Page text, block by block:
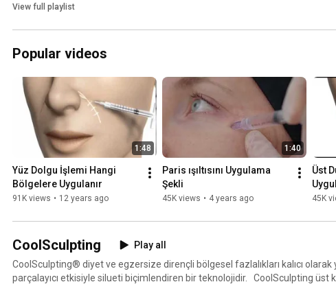
View full playlist
Popular videos
1:48
Yüz Dolgu İşlemi Hangi
Bölgelere Uygulanır
91K views • 12 years ago
1:40
Paris ışıltısını Uygulama
Şekli
45K views • 4 years ago
Üst
45K
CoolSculpting
Play all
CoolSculpting® diyet ve egzersize dirençli bölgesel fazlalıkları kalıcı olarak
parçalayıcı etkisiyle silueti biçimlendiren bir teknolojidir. CoolSculpting üst